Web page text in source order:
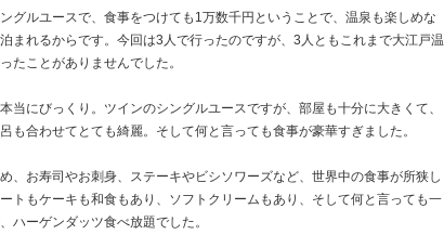
グルユースで、食事をつけても1万数千円ということで、温泉も楽しめな
まれるからです。今回は3人で行ったのですが、3人ともこれまで大江戸温
たことがありませんでした。
当にびっくり。ツインのシングルユースですが、部屋も十分に大きくて、
も合わせてとても綺麗。そして何と言っても食事が豪華すぎました。
、お寿司やお刺身、ステーキやビシソワーズなど、世界中の食事が所狭し
トもケーキも和食もあり、ソフトクリームもあり、そして何と言っても一
ハーゲンダッツ食べ放題でした。